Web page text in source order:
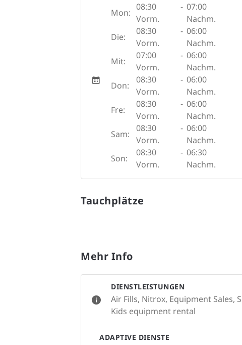
Mon:
08:30
Vorm.
- 07:00
Nachm.
Die:
08:30
Vorm.
- 06:00
Nachm.
Mit:
07:00
Vorm.
- 06:00
Nachm.
Don:
08:30
Vorm.
- 06:00
Nachm.
Fre:
08:30
Vorm.
- 06:00
Nachm.
Sam:
08:30
Vorm.
- 06:00
Nachm.
Son:
08:30
Vorm.
- 06:30
Nachm.
Tauchplätze
Mehr Info
DIENSTLEISTUNGEN
Air Fills, Nitrox, Equipment Sales,
Kids equipment rental
ADAPTIVE DIENSTE